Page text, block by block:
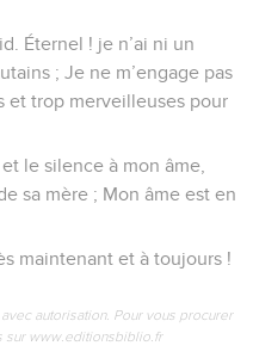
(de l’abîme) je
tes oreilles soient
!
Éternel, Seigneur, qui
de toi, Afin qu’on te
Et je m’attends à sa
Plus que les gardes (ne